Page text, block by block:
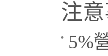
注
5%